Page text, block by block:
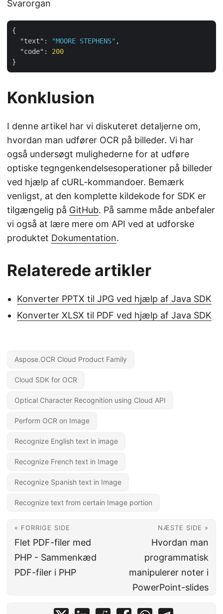
Svarorgan
{
"text" : "MOORE STEPHENS" ,
"code" : 200
Konklusion
I denne artikel har vi diskuteret detaljerne om,
hvordan man udfører OCR på billeder. Vi har
også undersøgt mulighederne for at udføre
optiske tegngenkendelsesoperationer på billeder
ved hjælp af cURL-kommandoer. Bemærk
venligst, at den komplette kildekode for SDK er
tilgængelig på GitHub. På samme måde anbefaler
vi også at lære mere om API ved at udforske
produktet Dokumentation.
Relaterede artikler
Konverter PPTX til JPG ved hjælp af Java SDK
Konverter XLSX til PDF ved hjælp af Java SDK
Aspose.OCR Cloud Product Family
Cloud SDK for OCR
Optical Character Recognition using Cloud API
Perform OCR on Image
Recognize English text in image
Recognize French text in Image
Recognize Spanish text in Image
Recognize text from certain Image portion
« FORRIGE SIDE
Flet PDF-filer med
PHP - Sammenkæd
PDF-filer i PHP
NÆSTE SIDE »
Hvordan man
programmatisk
manipulerer noter i
PowerPoint-slides